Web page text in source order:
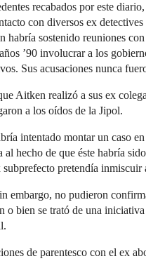
recabados por este
con diversos ex
habría sostenido reuniones
’90 involucrar a los
Sus acusaciones nunca
Aitken realizó a sus ex
a los oídos de la Jipol.
intentado montar un caso
al hecho de que éste habría
pretendía inmiscuir
embargo, no pudieron
o bien se trató de una
de parentesco con el ex